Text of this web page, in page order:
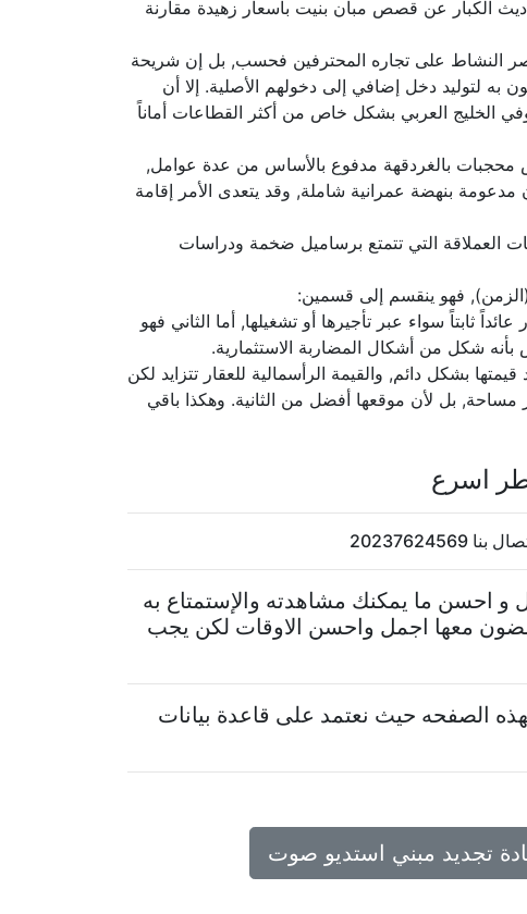
الكبار عن قصص مبان بنيت بأسعار زهيدة مقارنة
يقتصر النشاط على تجاره المحترفين فحسب, بل إن شريحة
لتوليد دخل إضافي إلى دخولهم الأصلية. إلا أن
الخليج العربي بشكل خاص من أكثر القطاعات أماناً
محجبات بالغردقهة مدفوع بالأساس من عدة عوامل,
بنهضة عمرانية شاملة, وقد يتعدى الأمر إقامة
العملاقة التي تتمتع برساميل ضخمة ودراسات
فهو ينقسم إلى قسمين:
ثابتاً سواء عبر تأجيرها أو تشغيلها, أما الثاني فهو
شكل من أشكال المضاربة الاستثمارية.
بشكل دائم, والقيمة الرأسمالية للعقار تتزايد لكن
مساحة, بل لأن موقعها أفضل من الثانية. وهكذا باقي
اسرع
احسن ما يمكنك مشاهدته والإستمتاع به
معها اجمل واحسن الاوقات لكن يجب
الصفحه حيث نعتمد على قاعدة بيانات
تجديد مبني استديو صوت